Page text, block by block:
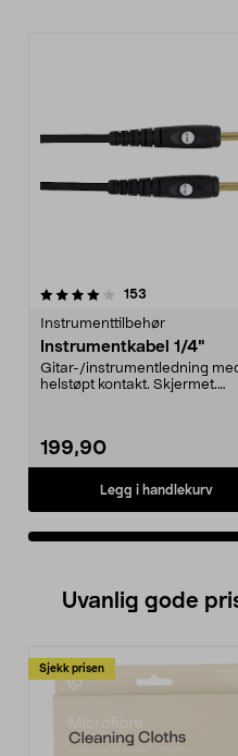
153
Instrumenttilbehør
Instrumentkabel 1/4"
Gitar-/instrumentledning
helstøpt kontakt. Skjermet.
199,90
Legg i handlekurv
4.5av 5 stjerner
Uvanlig gode
Sjekk prisen